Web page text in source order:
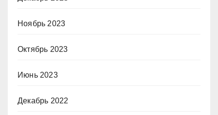
Ноябрь 2023
Октябрь 2023
Июнь 2023
Декабрь 2022